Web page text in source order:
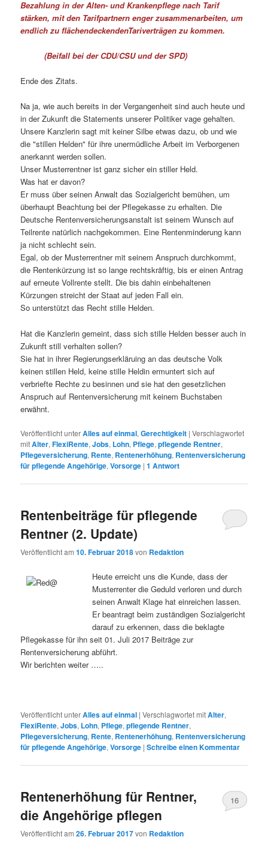
Bezahlung in der Alten- und Krankenpflege nach Tarif
stärken, mit den Tarifpartnern enger zusammenarbeiten, um
endlich zu flächendeckendenTariverträgen zu kommen.
(Beifall bei der CDU/CSU und der SPD)
Ende des Zitats.
Na ja, wie auch bereits in der Vergangenheit sind auch heute und
in der Zukunft die Statements unserer Politiker vage gehalten.
Unsere Kanzlerin sagt mit keiner Silbe etwas dazu, ob und wie
die "stillen Helden" für ihre unermüdliche Arbeit im Verborgenen
anerkannt werden sollen.
Unser Musterrentner ist ganz sicher ein stiller Held.
Was hat er davon?
Er muss über seinen Anwalt das Sozialgericht bemühen, um
überhaupt Beachtung bei der Pflegekasse zu erhalten. Die
Deutsche Rentenversicherungsanstalt ist seinem Wunsch auf
Teilrente natürlich nachgekommen. Eine Rentenminderung kann
ja nicht schlecht sein.
Egal, ob der Musterrentner mit seinem Anspruch durchkommt,
die Rentenkürzung ist so lange rechtskräftig, bis er einen Antrag
auf erneute Vollrente stellt. Die bis dahin einbehaltenen
Kürzungen streicht der Staat auf jeden Fall ein.
So unterstützt das Recht stille Helden.
Hat die Kanzlerin gemeint, dass sich stille Helden besser auch in
Zukunft still verhalten sollen?
Sie hat in ihrer Regierungserkläruing an das deutsche Volk
keinen stillen Held, keine stille Heldin ermuntert sich auf
verbriefte Rechte zu besinnen und sie hat den gesetzlichen
Anspruch auf Rentenversicherung mit keinem Buchstaben
erwähnt.
Veröffentlicht unterAlles auf einmal,Gerechtigkeit |Verschlagwortet
mitAlter,FlexiRente,Jobs, Lohn, Pflege,pflegende Rentner,
Pflegeversicherung, Rente, Rentenerhöhung, Rentenversicherung
für pflegende Angehörige,Vorsorge |1 Antwort
Rentenbeiträge für pflegende
Rentner (2. Update)
Veröffentlicht am10. Februar 2018von Redaktion
Heute erreicht uns die Kunde, dass der
Musterrenter die Geduld verloren und durch
seinen Anwalt Klage hat einreichen lassen.
Er beantragt beim zuständigen Sozialgericht
darauf zu erkennen, dass die beklagte
Pflegekasse für ihn seit 01. Juli 2017 Beiträge zur
Rentenversicherung abführt.
Wir berichten weiter …..
Veröffentlicht unterAlles auf einmal |Verschlagwortet mitAlter,
FlexiRente,Jobs, Lohn, Pflege,pflegende Rentner,
Pflegeversicherung, Rente, Rentenerhöhung, Rentenversicherung
für pflegende Angehörige,Vorsorge |Schreibe einen Kommentar
Rentenerhöhung für Rentner,
die Angehörige pflegen
Veröffentlicht am26. Februar 2017von Redaktion
16